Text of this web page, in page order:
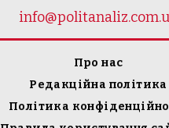
Про нас
Редакційна політика
Політика